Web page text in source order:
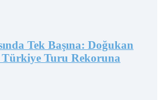
Tek Başına: Doğukan
Turu Rekoruna